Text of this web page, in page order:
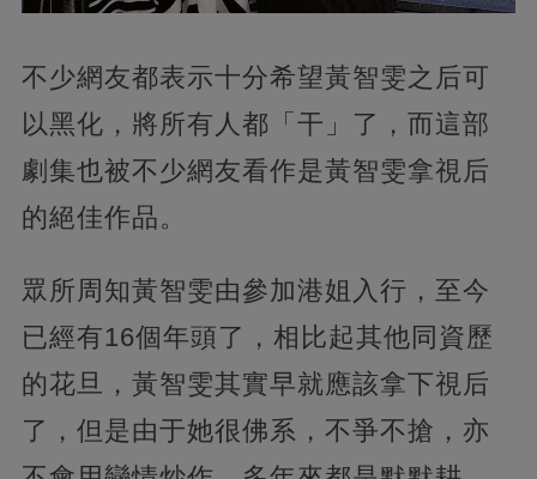
不少網友都表示十分希望黃智雯之后可
以黑化， 將所有人都「干」了，而這部
劇集也被不少網友看作是黃智雯拿視后
的絕佳作品。
眾所周知黃智雯由參加港姐入行，至今
已經有16個年頭了，相比起其他同資歷
的花旦，黃智雯其實早就應該拿下視后
了， 但是由于她很佛系，不爭不搶，亦